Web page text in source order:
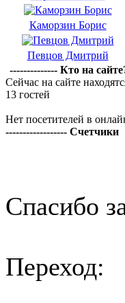
Каморзин Борис
Певцов Дмитрий
-------------- Кто на
Сейчас на сайте
13 гостей
Нет посетителей в
------------------ Счетчики
Спасибо
Переход: